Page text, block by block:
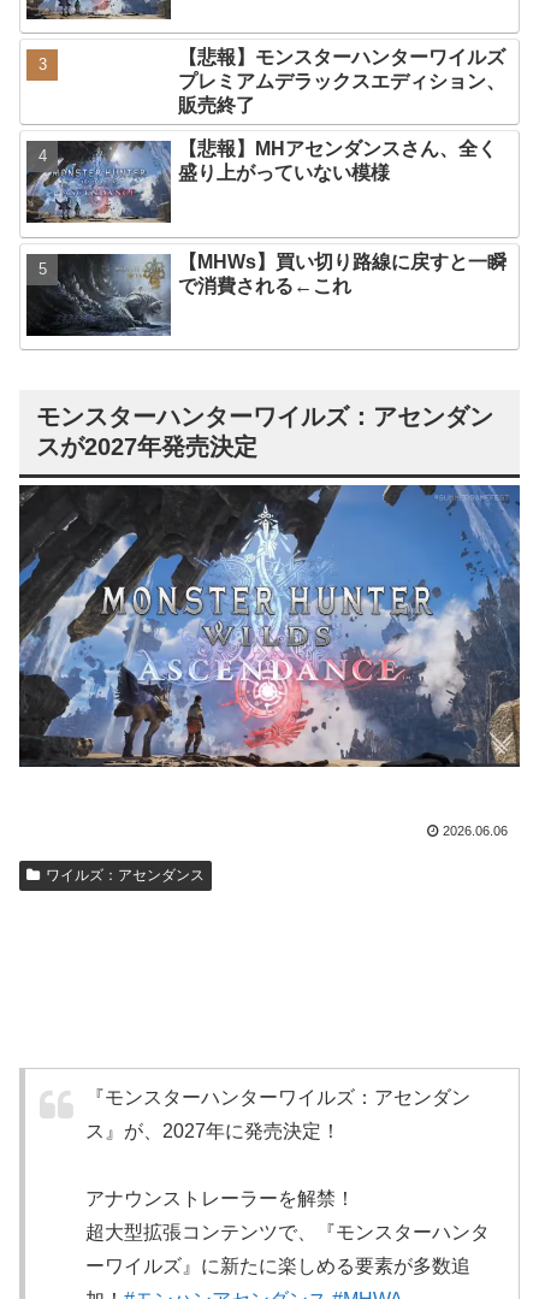
【悲報】モンスターハンターワイルズ
プレミアムデラックスエディション、
販売終了
【悲報】MHアセンダンスさん、全く
盛り上がっていない模様
【MHWs】買い切り路線に戻すと一瞬
で消費される←これ
モンスターハンターワイルズ：アセンダン
スが2027年発売決定
2026.06.06
ワイルズ：アセンダンス
『モンスターハンターワイルズ：アセンダン
ス』が、2027年に発売決定！
アナウンストレーラーを解禁！
超大型拡張コンテンツで、『モンスターハンタ
ーワイルズ』に新たに楽しめる要素が多数追